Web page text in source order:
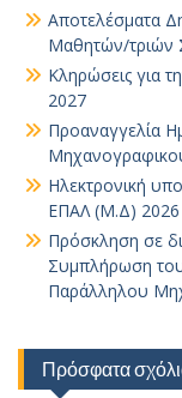
Αποτελέσματα
Μαθητών/τριών
Κληρώσεις για
2027
Προαναγγελία
Ηλεκτρονική
ΕΠΑΛ (Μ.Δ) 2026
Πρόσκληση σε
Συμπλήρωση
Παράλληλου
Πρόσφατα